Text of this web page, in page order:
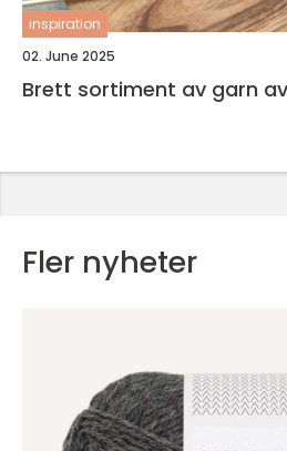
inspiration
02. June 2025
Brett sortiment av garn
Fler nyheter